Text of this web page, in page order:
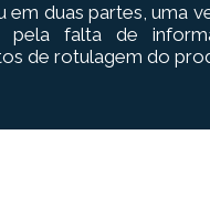
em duas partes, uma
falta de
de rotulagem do